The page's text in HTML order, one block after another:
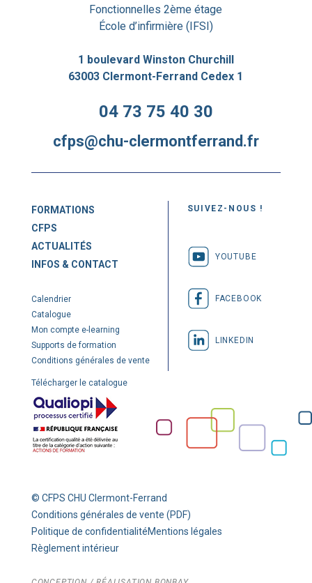
Fonctionnelles 2ème étage
École d’infirmière (IFSI)
1 boulevard Winston Churchill
63003 Clermont-Ferrand Cedex 1
04 73 75 40 30
cfps@chu-clermontferrand.fr
FORMATIONS
CFPS
ACTUALITÉS
INFOS & CONTACT
Calendrier
Catalogue
Mon compte e-learning
Supports de formation
Conditions générales de vente
Télécharger le catalogue
SUIVEZ-NOUS !
YOUTUBE
FACEBOOK
LINKEDIN
© CFPS CHU Clermont-Ferrand
Conditions générales de vente (PDF)
Politique de confidentialitéMentions légales
Règlement intérieur